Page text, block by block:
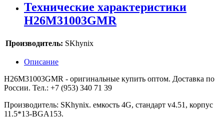
Технические характеристики
H26M31003GMR
Производитель: SKhynix
Описание
H26M31003GMR - оригинальные купить оптом. Доставка по
России. Тел.: +7 (953) 340 71 39
Производитель: SKhynix. емкость 4G, стандарт v4.51, корпус
11.5*13-BGA153.